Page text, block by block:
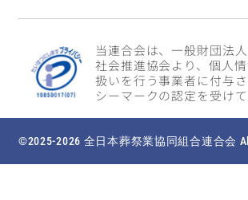
当連合会は、一般財団法
社会推進協会より、個人
扱いを行う事業者に付与
シーマークの認定を受けて
©2025-2026 全日本葬祭業協同組合連合会